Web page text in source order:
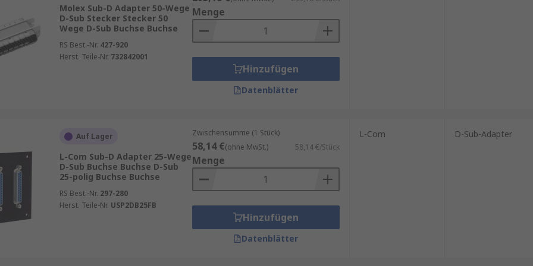
aus, die sie für ihre vielfältigen Anwendungsbereiche geeignet machen:
gefertigt und können extremen Temperaturen, Vibrationen und Schockbelastungen
eine stabile und zuverlässige Signalübertragung, was in vielen Anwendungen von
an Sub-D Adaptern mit verschiedenen Pin-Konfigurationen und Anschlussoptionen,
zwischen verschiedenen Geräten und Schnittstellen, unabhängig von ihrem Typ oder
Molex Sub-D Adapter 50-Wege
D-Sub Stecker Stecker 50
Wege D-Sub Buchse Buchse
RS Best.-Nr. 427-920
Herst. Teile-Nr. 732842001
Menge
Hinzufügen
Datenblätter
Auf Lager
L-Com Sub-D Adapter 25-Wege
D-Sub Buchse Buchse D-Sub
25-polig Buchse Buchse
RS Best.-Nr. 297-280
Herst. Teile-Nr. USP2DB25FB
Zwischensumme (1 Stück)
58,14 €(ohne MwSt.) 58,14 €/Stück
Menge
Hinzufügen
Datenblätter
L-Com D-Sub-Adapter